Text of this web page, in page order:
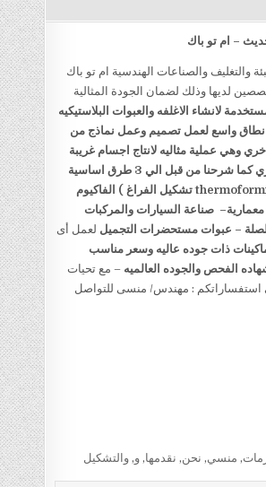
– ام تو باك
لديها وذلك لضمان الجودة المثالية
لانشاء الاغلفه والعبوات البلاستيكيه
نطاق واسع لعمل تصميم وعمل نماذج من
وهي عملية مثاليه لانتاج اجسام غريبة
من قبل الي 3 طرق اساسية
تشكيل الفراغ ) الفاكيوم
–صناعة السيارات والمركبات
– عبوات مستحضرات التجميل لعمل أى
ذات جوده عاليه وسعر مناسب
الفحص والجوده العالميه– مع تحيات
, منسي, نحن, نقدمها,و,والتشكيل